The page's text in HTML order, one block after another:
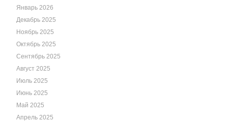
Январь 2026
Декабрь 2025
Ноябрь 2025
Октябрь 2025
Сентябрь 2025
Август 2025
Июль 2025
Июнь 2025
Май 2025
Апрель 2025